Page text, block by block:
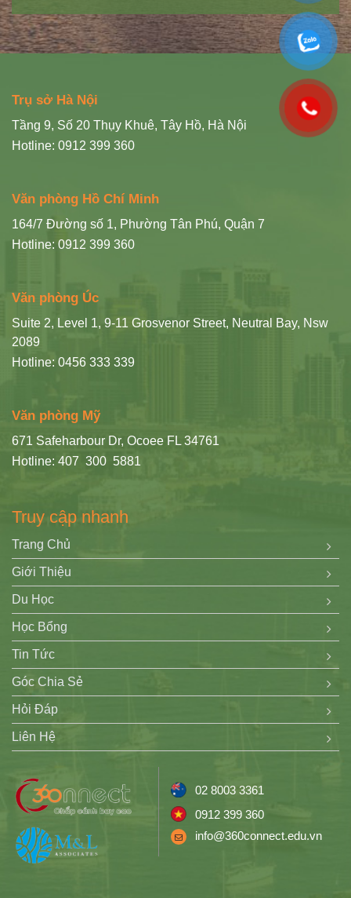
Trụ sở Hà Nội
Tầng 9, Số 20 Thụy Khuê, Tây Hồ, Hà Nội
Hotline: 0912 399 360
Văn phòng Hồ Chí Minh
164/7 Đường số 1, Phường Tân Phú, Quận 7
Hotline: 0912 399 360
Văn phòng Úc
Suite 2, Level 1, 9-11 Grosvenor Street, Neutral Bay, Nsw
2089
Hotline: 0456 333 339
Văn phòng Mỹ
671 Safeharbour Dr, Ocoee FL 34761
Hotline: 407 300 5881
Truy cập nhanh
Trang Chủ
Giới Thiệu
Du Học
Học Bổng
Tin Tức
Góc Chia Sẻ
Hỏi Đáp
Liên Hệ
02 8003 3361
0912 399 360
info@360connect.edu.vn